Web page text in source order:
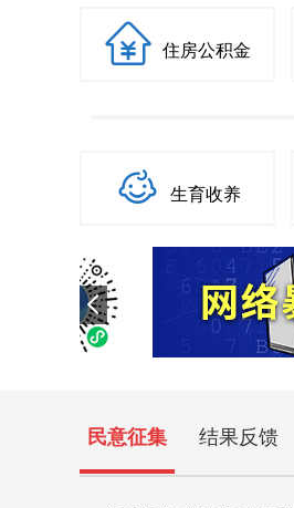
住房公积金
生育收养
民意征集 结果反馈